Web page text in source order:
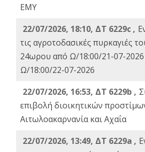
ΕΜΥ
22/07/2026, 18:10, ΔΤ 6229c ,
τις αγροτοδασικές πυρκαγιές
24ωρου από Ω/18:00/21-07-
Ω/18:00/22-07-2026
22/07/2026, 16:53, ΔΤ 6229b ,
επιβολή διοικητικών
Αιτωλοακαρνανία και Αχαΐα
22/07/2026, 13:49, ΔΤ 6229a ,